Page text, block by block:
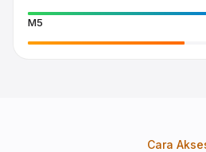
M5
Cara